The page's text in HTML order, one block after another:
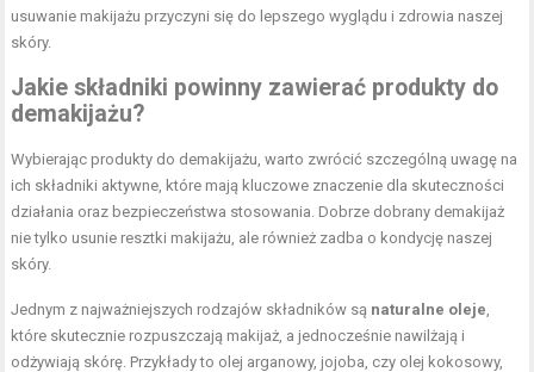
usuwanie makijażu przyczyni się do lepszego wyglądu i zdrowia naszej
skóry.
Jakie składniki powinny zawierać produkty do
demakijażu?
Wybierając produkty do demakijażu, warto zwrócić szczególną uwagę na
ich składniki aktywne, które mają kluczowe znaczenie dla skuteczności
działania oraz bezpieczeństwa stosowania. Dobrze dobrany demakijaż
nie tylko usunie resztki makijażu, ale również zadba o kondycję naszej
skóry.
Jednym z najważniejszych rodzajów składników są naturalne oleje
które skutecznie rozpuszczają makijaż, a jednocześnie nawilżają i
odżywiają skórę. Przykłady to olej arganowy, jojoba, czy olej kokosowy,